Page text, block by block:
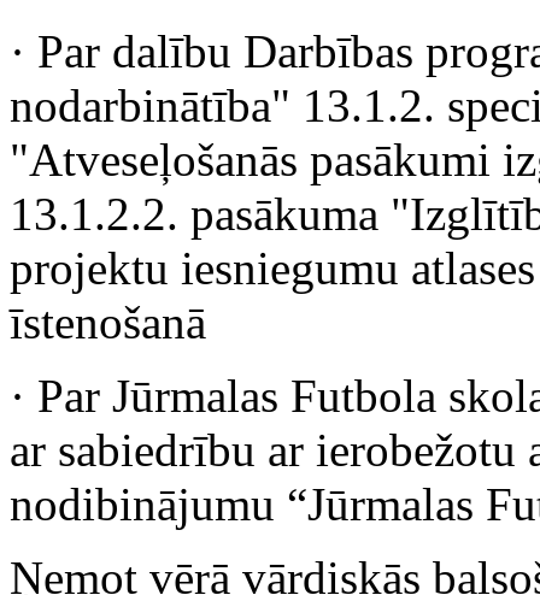
· Par dalību Darbības
nodarbinātība" 13.1.2.
"Atveseļošanās pasākumi
13.1.2.2. pasākuma
projektu iesniegumu
īstenošanā
· Par Jūrmalas Futbola
ar sabiedrību ar
nodibinājumu “Jūrmalas
Ņemot vērā vārdiskās